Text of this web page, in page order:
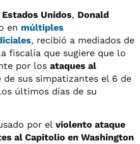
Estados Unidos, Donald
en múltiples
, recibió a mediados de
fiscalía que sugiere que lo
por los ataques al
de sus simpatizantes el 6 de
últimos días de su
por el violento ataque
al Capitolio en Washington